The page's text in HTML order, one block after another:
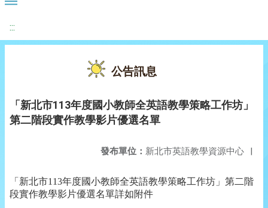
:::
公告訊息
「新北市113年度國小教師全英語教學策略工作坊」
第二階段實作教學影片優選名單
發布單位： 新北市英語教學資源中心 |
「新北市113年度國小教師全英語教學策略工作坊」第二階
段實作教學影片優選名單詳如附件